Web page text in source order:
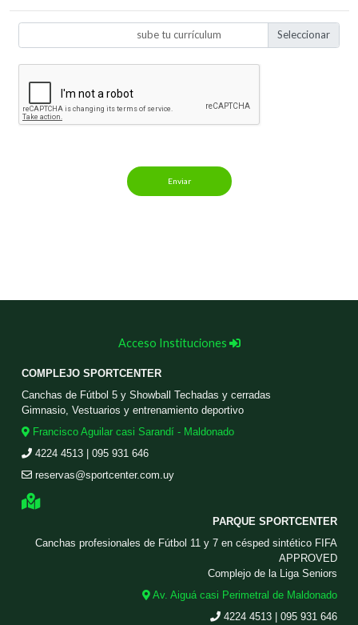
sube tu currículum
Acceso Instituciones
COMPLEJO SPORTCENTER
Canchas de Fútbol 5 y Showball Techadas y cerradas
Gimnasio, Vestuarios y entrenamiento deportivo
Francisco Aguilar casi Sarandí - Maldonado
4224 4513 | 095 931 646
reservas@sportcenter.com.uy
PARQUE SPORTCENTER
Canchas profesionales de Fútbol 11 y 7 en césped sintético FIFA
APPROVED
Complejo de la Liga Seniors
Av. Aiguá casi Perimetral de Maldonado
4224 4513 | 095 931 646